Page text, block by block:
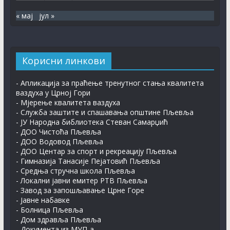
« мај јул »
Корисни линкови
- Апликација за праћење тренутног стања квалитета
ваздуха у Црној Гори
- Мјерење квалитета ваздуха
- Служба заштите и спашавања општине Пљевља
- ЈУ Народна библиотека Стеван Самарџић
- ДОО Чистоћа Пљевља
- ДОО Водовод Пљевља
- ДОО Центар за спорт и рекреацију Пљевља
- Гимназија Танасије Пејатовић Пљевља
- Средња стручна школа Пљевља
- Локални јавни емитер РТВ Пљевља
- Завод за запошљавање Црне Горе
- Јавне набавке
- Болница Пљевља
- Дом здравља Пљевља